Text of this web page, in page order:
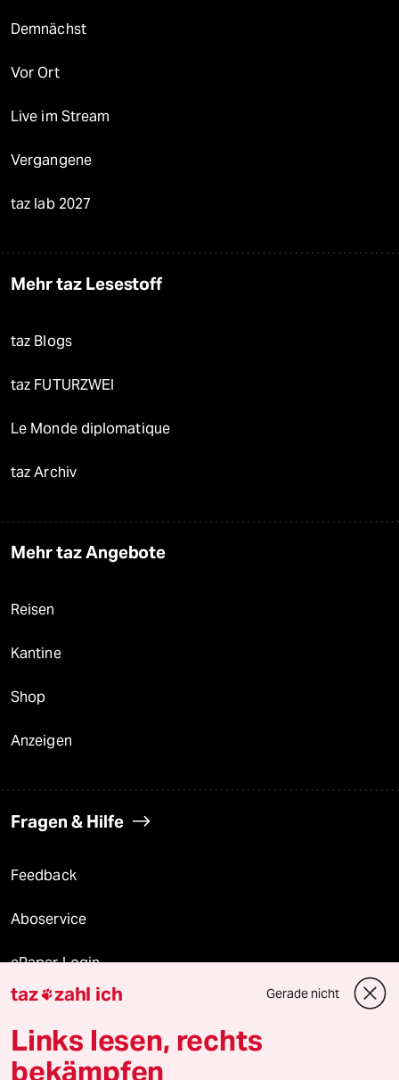
Demnächst
Vor Ort
Live im Stream
Vergangene
taz lab 2027
Mehr taz Lesestoff
taz Blogs
taz FUTURZWEI
Le Monde diplomatique
taz Archiv
Mehr taz Angebote
Reisen
Kantine
Shop
Anzeigen
Fragen & Hilfe
Feedback
Aboservice
ePaper Login
Downloads für Abonnierende
taz zahl ich Gerade nicht
Links lesen, rechts
bekämpfen